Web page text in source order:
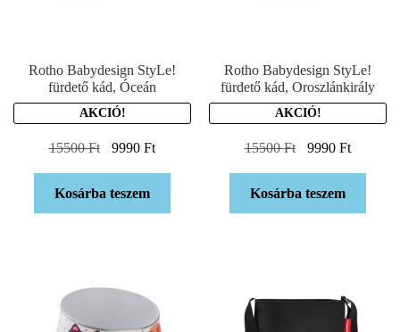
Rotho Babydesign StyLe!
fürdető kád, Óceán
AKCIÓ!
15500Ft 9990Ft
Kosárba teszem
Rotho Babydesign StyLe!
fürdető kád, Oroszlánkirály
AKCIÓ!
15500Ft 9990Ft
Kosárba teszem